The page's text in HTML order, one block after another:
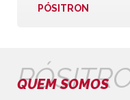
PÓSITRON
QUEM SOMOS